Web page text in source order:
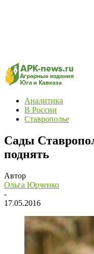
Аналитика
В России
Ставрополье
Сады
поднять
Автор
Ольга Юрченко
-
17.05.2016